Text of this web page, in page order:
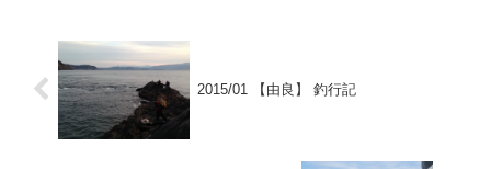
2015/01 【由良】 釣行記